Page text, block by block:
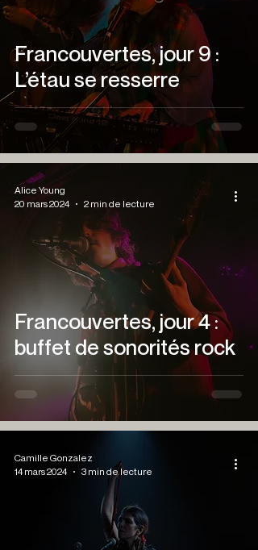
Francouvertes, jour 9 :
L’étau se resserre
Francouvertes, jour 4 :
buffet de sonorités rock
Alice Young
20 mars 2024
2 min de lecture
Camille Gonzalez
14 mars 2024
3 min de lecture